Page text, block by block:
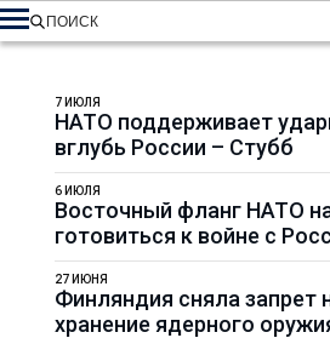
ПОИСК
НАТО поддерживает
вглубь России – Стубб
7 ИЮЛЯ
Восточный фланг НАТО
готовиться к войне с
6 ИЮЛЯ
Финляндия сняла запрет
хранение ядерного
27 ИЮНЯ